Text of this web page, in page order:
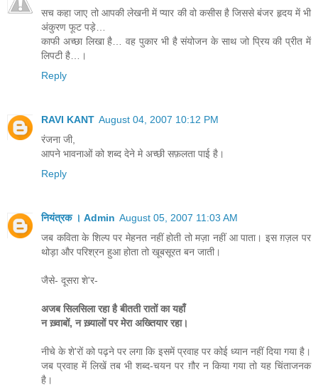
सच कहा जाए तो आपकी लेखनी में प्यार की वो कसीस है जिससे बंजर हृदय में भी
अंकुरण फूट पड़े…
काफी अच्छा लिखा है… वह पुकार भी है संयोजन के साथ जो प्रिय की प्रीत में
लिपटी है…।
Reply
RAVI KANT August 04, 2007 10:12 PM
रंजना जी,
आपने भावनाओं को शब्द देने मे अच्छी सफ़लता पाई है।
Reply
नियंत्रक । Admin August 05, 2007 11:03 AM
जब कविता के शिल्प पर मेहनत नहीं होती तो मज़ा नहीं आ पाता। इस ग़ज़ल पर
थोड़ा और परिश्रन हुआ होता तो खूबसूरत बन जाती।
जैसे- दूसरा शे'र-
अजब सिलसिला रहा है बीतती रातों का यहाँ
न ख़्वाबों, न ख़्यालों पर मेरा अख्तियार रहा।
नीचे के शे'रों को पढ़ने पर लगा कि इसमें प्रवाह पर कोई ध्यान नहीं दिया गया है।
जब प्रवाह में लिखें तब भी शब्द-चयन पर ग़ौर न किया गया तो यह चिंताजनक
है।